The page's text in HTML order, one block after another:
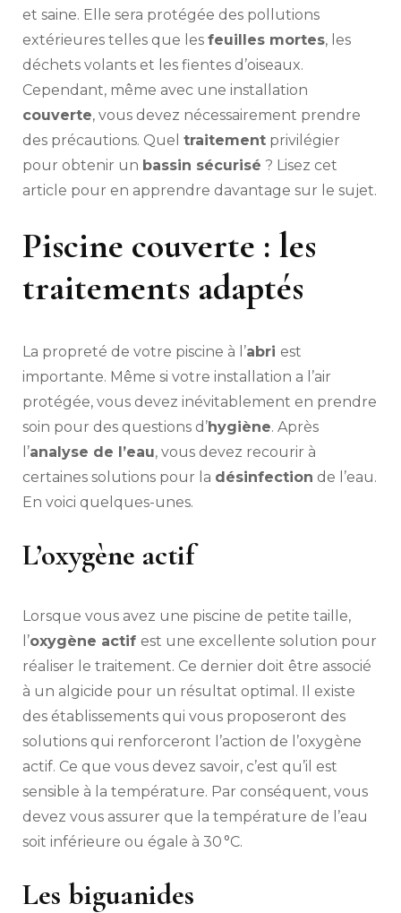
et saine. Elle sera protégée des pollutions
extérieures telles que les feuilles mortes, les
déchets volants et les fientes d’oiseaux.
Cependant, même avec une installation
couverte, vous devez nécessairement prendre
des précautions. Quel traitement privilégier
pour obtenir un bassin sécurisé ? Lisez cet
article pour en apprendre davantage sur le sujet.
Piscine couverte : les
traitements adaptés
La propreté de votre piscine à l’abri est
importante. Même si votre installation a l’air
protégée, vous devez inévitablement en prendre
soin pour des questions d’hygiène. Après
l’analyse de l’eau, vous devez recourir à
certaines solutions pour la désinfection de l’eau.
En voici quelques-unes.
L’oxygène actif
Lorsque vous avez une piscine de petite taille,
l’oxygène actif est une excellente solution pour
réaliser le traitement. Ce dernier doit être associé
à un algicide pour un résultat optimal. Il existe
des établissements qui vous proposeront des
solutions qui renforceront l’action de l’oxygène
actif. Ce que vous devez savoir, c’est qu’il est
sensible à la température. Par conséquent, vous
devez vous assurer que la température de l’eau
soit inférieure ou égale à 30 °C.
Les biguanides